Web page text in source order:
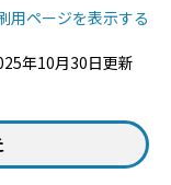
用ページを表示する
年10月30日更新